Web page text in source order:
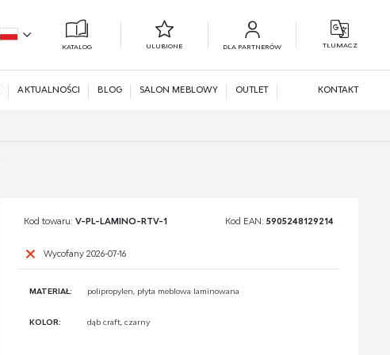
KATALOG ULUBIONE DLA PARTNERÓW TŁUMACZ
AKTUALNOŚCI BLOG SALON MEBLOWY OUTLET KONTAKT
Kod towaru: V-PL-LAMINO-RTV-1 Kod EAN: 5905248129214
Wycofany 2026-07-16
MATERIAŁ: polipropylen, płyta meblowa laminowana
KOLOR: dąb craft, czarny